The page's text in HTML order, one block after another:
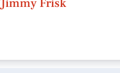
Frisk